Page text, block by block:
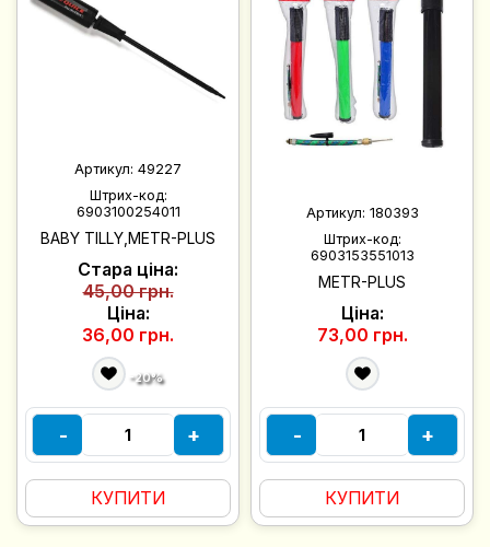
Артикул: 49227
Штрих-код:
6903100254011
BABY TILLY,METR-PLUS
Стара ціна:
45,00 грн.
Ціна:
36,00 грн.
-20%
- +
КУПИТИ
Артикул: 180393
Штрих-код:
6903153551013
METR-PLUS
Ціна:
73,00 грн.
- +
КУПИТИ